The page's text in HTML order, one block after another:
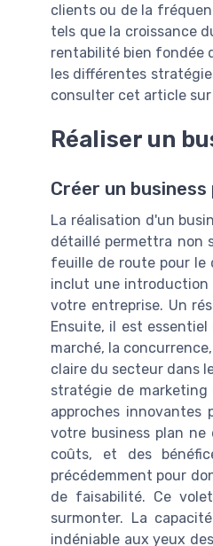
clients ou de la
tels que la croissance
rentabilité bien fondée
les différentes
consulter cet article sur
Réaliser un
Créer un
La réalisation d'un
détaillé permettra non
feuille de route pour le
inclut une introduction
votre entreprise. Un
Ensuite, il est
marché, la
claire du secteur dans
stratégie de
approches
votre business plan ne
coûts, et des
précédemment pour
de faisabilité. Ce
surmonter. La
indéniable aux yeux